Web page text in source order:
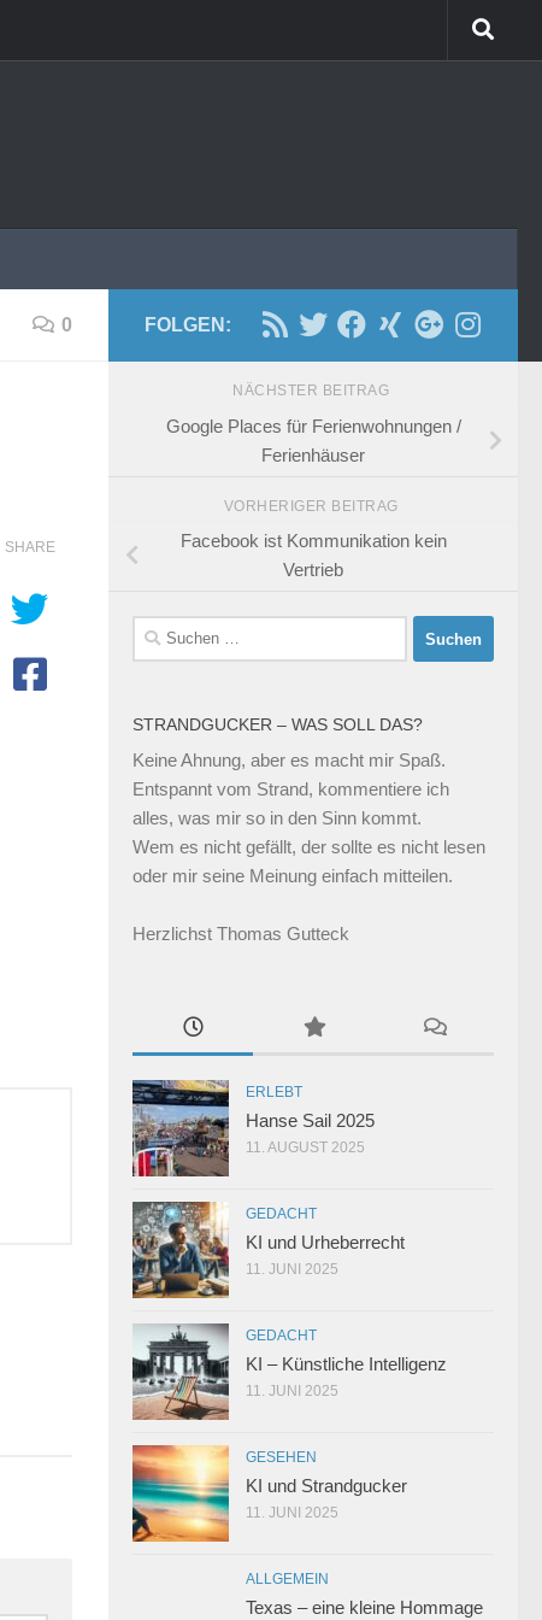
0
SHARE
FOLGEN:
NÄCHSTER BEITRAG
Google Places für Ferienwohnungen /
Ferienhäuser
VORHERIGER BEITRAG
Facebook ist Kommunikation kein
Vertrieb
Suchen
nach:
STRANDGUCKER – WAS SOLL DAS?
Keine Ahnung, aber es macht mir Spaß.
Entspannt vom Strand, kommentiere ich
alles, was mir so in den Sinn kommt.
Wem es nicht gefällt, der sollte es nicht lesen
oder mir seine Meinung einfach mitteilen.
Herzlichst Thomas Gutteck
ERLEBT
Hanse Sail 2025
11. AUGUST 2025
GEDACHT
KI und Urheberrecht
11. JUNI 2025
GEDACHT
KI – Künstliche Intelligenz
11. JUNI 2025
GESEHEN
KI und Strandgucker
11. JUNI 2025
ALLGEMEIN
Texas – eine kleine Hommage